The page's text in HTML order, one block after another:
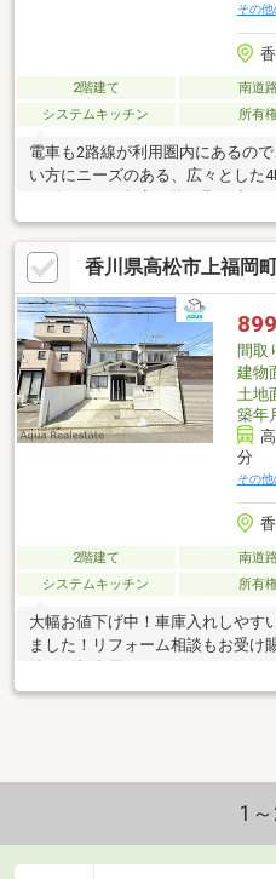
その他
2階建て 南道
システムキッチン
所有
電車も2路線が利用圏内にあるの
い方にニーズのある、広々とした
リング物件で新生活を始めましょ
住み心地が良いと評判です。シス
にくいのでご好評です。3口コン
る場合でも同時に料理を進められ
香川県高松市上福岡
899
間取
建物
土地
築年
分
その他
2階建て 南道
システムキッチン
所有
大幅お値下げ中！車庫入れしやす
ました！リフォーム相談もお受け
て暮らしませんか？？
1